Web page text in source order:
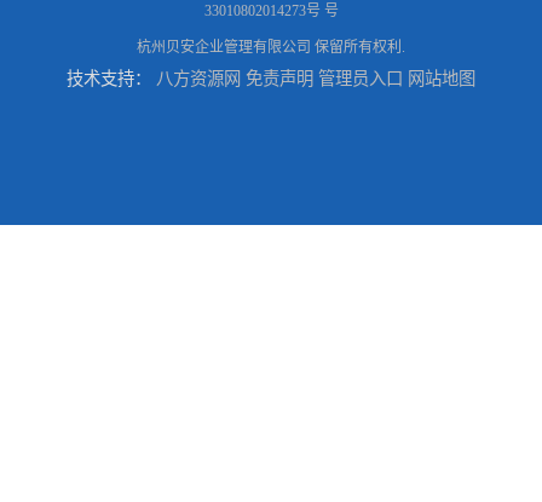
33010802014273号 号
杭州贝安企业管理有限公司 保留所有权利.
技术支持： 八方资源网 免责声明 管理员入口 网站地图